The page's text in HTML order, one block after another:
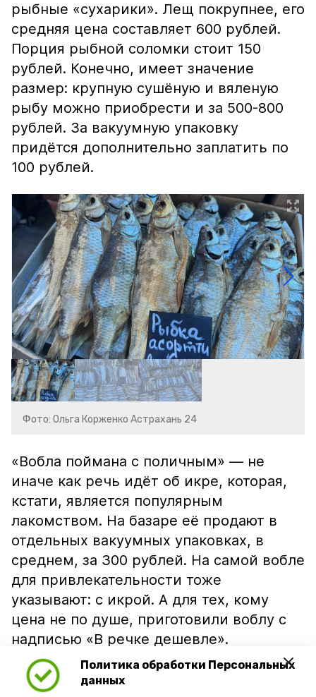
Политика обработки Персональных
данных
рыбные «сухарики». Лещ покрупнее, его
средняя цена составляет 600 рублей.
Порция рыбной соломки стоит 150
рублей. Конечно, имеет значение
размер: крупную сушёную и вяленую
рыбу можно приобрести и за 500-800
рублей. За вакуумную упаковку
придётся дополнительно заплатить по
100 рублей.
Фото: Ольга Корженко Астрахань 24
«Вобла поймана с поличным» — не
иначе как речь идёт об икре, которая,
кстати, является популярным
лакомством. На базаре её продают в
отдельных вакуумных упаковках, в
среднем, за 300 рублей. На самой вобле
для привлекательности тоже
указывают: с икрой. А для тех, кому
цена не по душе, приготовили воблу с
надписью «В речке дешевле».